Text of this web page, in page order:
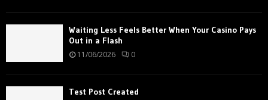
Waiting Less Feels Better When Your Casino Pays
Out in a Flash
11/06/2026 0
Test Post Created